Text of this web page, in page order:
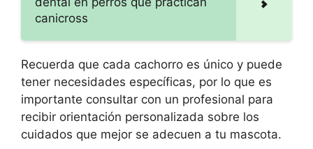
canicross
Recuerda que cada cachorro es único y puede
tener necesidades específicas, por lo que es
importante consultar con un profesional para
recibir orientación personalizada sobre los
cuidados que mejor se adecuen a tu mascota.